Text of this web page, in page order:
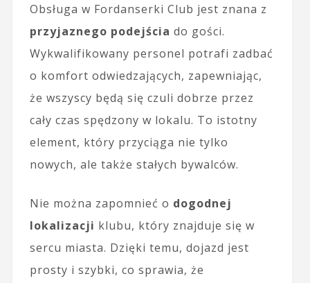
Obsługa w Fordanserki Club jest znana z
przyjaznego podejścia do gości.
Wykwalifikowany personel potrafi zadbać
o komfort odwiedzających, zapewniając,
że wszyscy będą się czuli dobrze przez
cały czas spędzony w lokalu. To istotny
element, który przyciąga nie tylko
nowych, ale także stałych bywalców.
Nie można zapomnieć o dogodnej
lokalizacji klubu, który znajduje się w
sercu miasta. Dzięki temu, dojazd jest
prosty i szybki, co sprawia, że